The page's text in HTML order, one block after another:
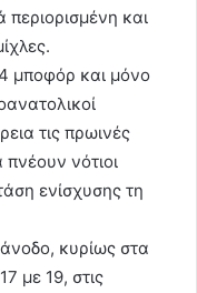
περιορισμένη και
4 μποφόρ και μόνο
τις πρωινές
νότιοι
ενίσχυσης τη
κυρίως στα
με 19, στις